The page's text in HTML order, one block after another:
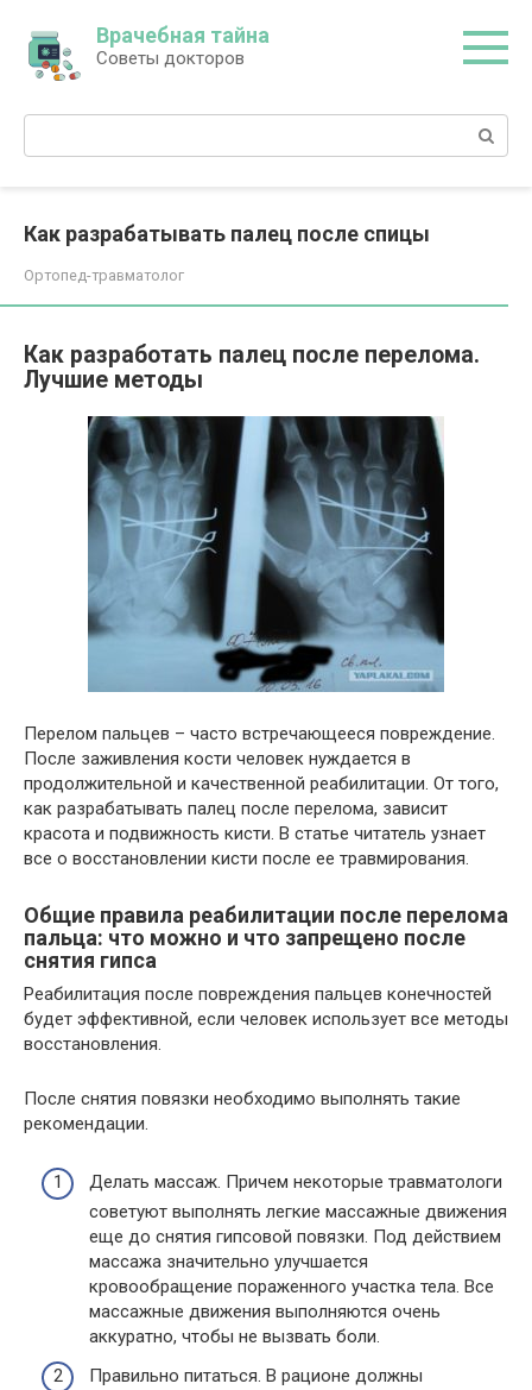
контенту
Врачебная тайна
Советы докторов
Поиск:
Как разрабатывать палец после спицы
Ортопед-травматолог
Как разработать палец после перелома.
Лучшие методы
Перелом пальцев – часто встречающееся повреждение.
После заживления кости человек нуждается в
продолжительной и качественной реабилитации. От того,
как разрабатывать палец после перелома, зависит
красота и подвижность кисти. В статье читатель узнает
все о восстановлении кисти после ее травмирования.
Общие правила реабилитации после перелома
пальца: что можно и что запрещено после
снятия гипса
Реабилитация после повреждения пальцев конечностей
будет эффективной, если человек использует все методы
восстановления.
После снятия повязки необходимо выполнять такие
рекомендации.
Делать массаж. Причем некоторые травматологи
советуют выполнять легкие массажные движения
еще до снятия гипсовой повязки. Под действием
массажа значительно улучшается
кровообращение пораженного участка тела. Все
массажные движения выполняются очень
аккуратно, чтобы не вызвать боли.
Правильно питаться. В рационе должны